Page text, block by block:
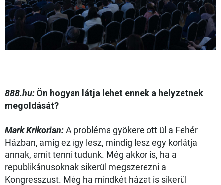
888.hu: Ön hogyan látja lehet ennek a helyzetnek
megoldását?
Mark Krikorian:A probléma gyökere ott ül a Fehér
Házban, amíg ez így lesz, mindig lesz egy korlátja
annak, amit tenni tudunk. Még akkor is, ha a
republikánusoknak sikerül megszerezni a
Kongresszust. Még ha mindkét házat is sikerül